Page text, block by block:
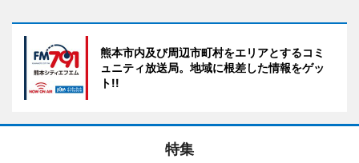
熊本市内及び周辺市町村をエリアとするコミ
ュニティ放送局。地域に根差した情報をゲッ
ト!!
特集